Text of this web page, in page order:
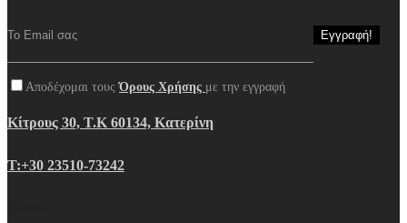
Αποδέχομαι τουςΌρους Χρήσης με την εγγραφή
Κίτρους 30, Τ.Κ 60134, Κατερίνη
Τ:+30 23510-73242